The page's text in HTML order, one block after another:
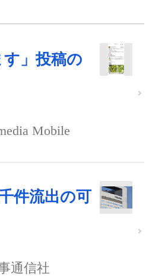
す」投稿の
Mobile
件流出の可
通信社